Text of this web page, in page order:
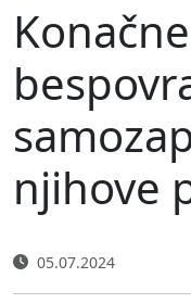
njihove
05.07.2024